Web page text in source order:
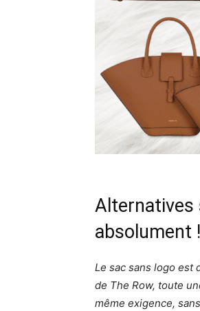
Alternatives
absolument !
Le sac sans logo est
de The Row, toute
même exigence,